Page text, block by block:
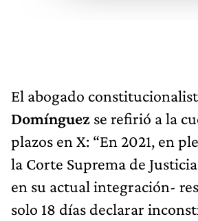
El abogado
Domínguez se refirió a la
plazos en X: “En 2021, en
la Corte Suprema de
en su actual integración-
solo 18 días declarar